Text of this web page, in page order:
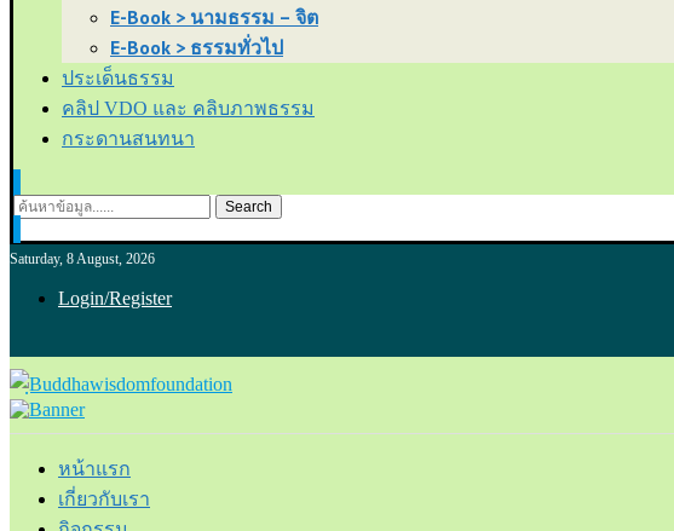
E-Book > นามธรรม – จิต
E-Book > ธรรมทั่วไป
ประเด็นธรรม
คลิป VDO และ คลิบภาพธรรม
กระดานสนทนา
Search
Saturday, 8 August, 2026
Login/Register
หน้าแรก
เกี่ยวกับเรา